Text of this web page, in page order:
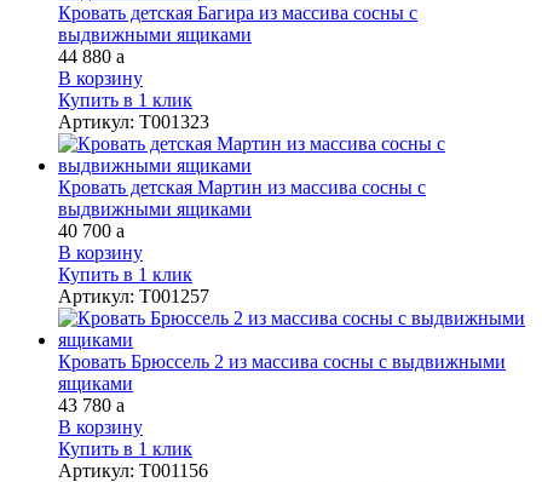
Кровать детская Багира из массива сосны с
выдвижными ящиками
44 880 a
В корзину
Купить в 1 клик
Артикул: Т001323
Кровать детская Мартин из массива сосны с
выдвижными ящиками
40 700 a
В корзину
Купить в 1 клик
Артикул: Т001257
Кровать Брюссель 2 из массива сосны с выдвижными
ящиками
43 780 a
В корзину
Купить в 1 клик
Артикул: Т001156